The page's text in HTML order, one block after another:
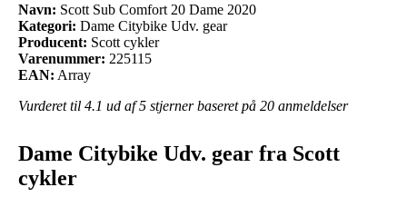
Navn: Scott Sub Comfort 20 Dame 2020
Kategori: Dame Citybike Udv. gear
Producent: Scott cykler
Varenummer: 225115
EAN: Array
Vurderet til 4.1 ud af 5 stjerner baseret på 20 anmeldelser
Dame Citybike Udv. gear fra Scott
cykler